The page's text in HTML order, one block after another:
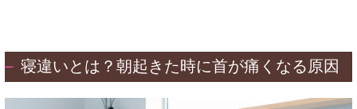
寝違いとは？朝起きた時に首が痛くなる原因